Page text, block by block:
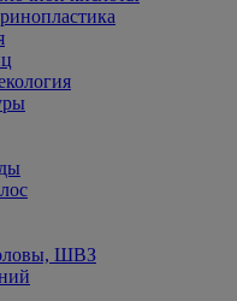
ШВЗ